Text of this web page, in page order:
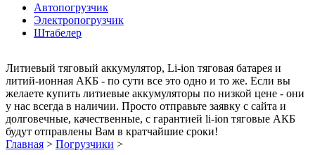
Автопогрузчик
Электропогрузчик
Штабелер
Литиевый тяговый аккумулятор, Li-ion тяговая батарея и
литий-ионная АКБ - по сути все это одно и то же. Если вы
желаете купить литиевые аккумуляторы по низкой цене - они
у нас всегда в наличии. Просто отправьте заявку с сайта и
долговечные, качественные, с гарантией li-ion тяговые АКБ
будут отправлены Вам в кратчайшие сроки!
Главная > Погрузчики >